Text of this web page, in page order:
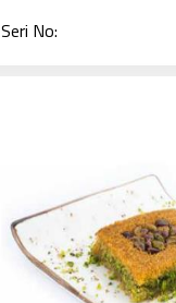
Seri No: